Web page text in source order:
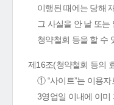
이행된 때에는 당해
그 사실을 안 날 또는
청약철회 등을 할 수
제16조(청약철회 등의
① “사이트”는 이용
3영업일 이내에 이미